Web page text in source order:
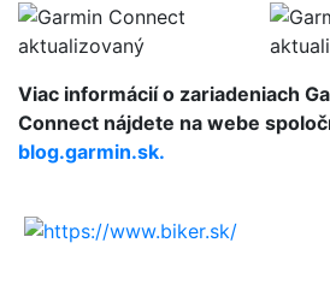
Viac informácií o zariadeniach
Connect nájdete na webe
blog.garmin.sk.